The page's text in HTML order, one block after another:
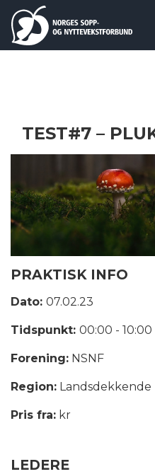
TEST#7 –
PRAKTISK INFO
Dato: 07.02.23
Tidspunkt: 00:00 - 10:00
Forening: NSNF
Region: Landsdekkende
Pris fra: kr
LEDERE